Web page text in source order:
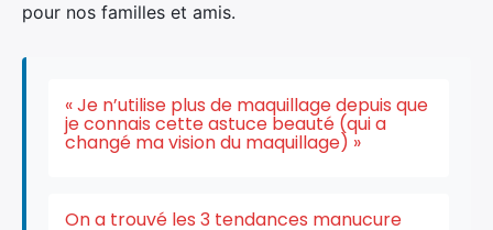
pour nos familles et amis.
« Je n’utilise plus de maquillage depuis que
je connais cette astuce beauté (qui a
changé ma vision du maquillage) »
On a trouvé les 3 tendances manucure